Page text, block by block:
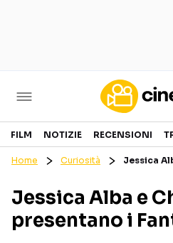
Cinema
GENERI
PERSONAGGI
FILM NOTIZIE RECENSIONI
Home Curiosità Jessica
Jessica Alba e
presentano i